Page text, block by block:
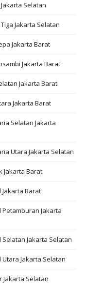
Selatan
Jakarta Selatan
Jakarta Barat
Jakarta Barat
Jakarta Barat
Jakarta Barat
Selatan Jakarta
Utara Jakarta Selatan
Jakarta Barat
Jakarta Barat
Petamburan Jakarta
Selatan Jakarta Selatan
Utara Jakarta Selatan
Jakarta Selatan